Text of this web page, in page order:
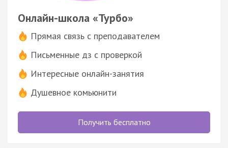
Онлайн-школа «Турбо»
Прямая связь с преподавателем
Письменные дз с проверкой
Интересные онлайн-занятия
Душевное комьюнити
Получить бесплатно